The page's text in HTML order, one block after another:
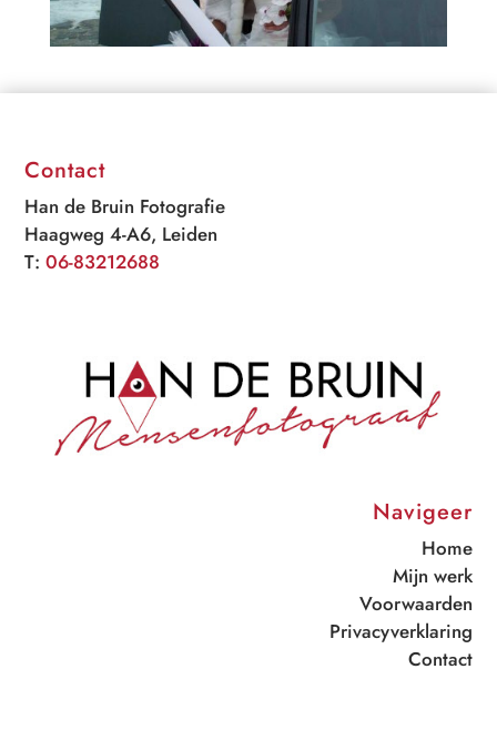
Contact
Han de Bruin Fotografie
Haagweg 4-A6, Leiden
T:06-83212688
Navigeer
Home
Mijn werk
Voorwaarden
Privacyverklaring
Contact